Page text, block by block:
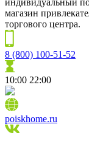
магазин
торгового центра.
8 (800) 100-51-52
10:00 22:00
poiskhome.ru